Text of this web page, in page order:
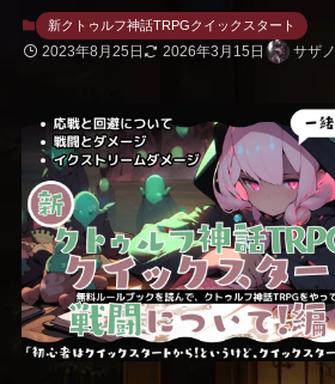
新クトゥルフ神話TRPGクイックスタート
2023年8月25日 2026年3月15日 サザ